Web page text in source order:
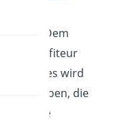
Dem
oder Profiteur
Effektes wird
gegeben, die
positive